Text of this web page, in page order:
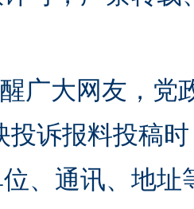
广大网友，党
投诉报料投稿
、通讯、地